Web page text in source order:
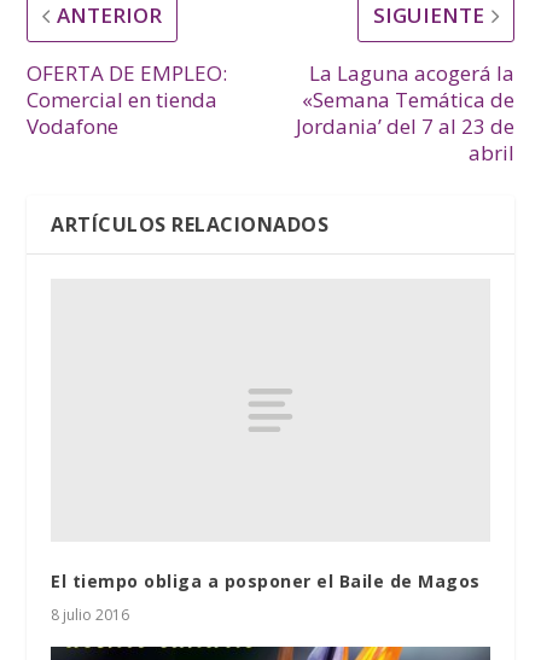
ANTERIOR
OFERTA DE EMPLEO:
Comercial en tienda
Vodafone
SIGUIENTE
La Laguna acogerá la
«Semana Temática de
Jordania’ del 7 al 23 de
abril
ARTÍCULOS RELACIONADOS
El tiempo obliga a posponer el Baile de Magos
8 julio 2016